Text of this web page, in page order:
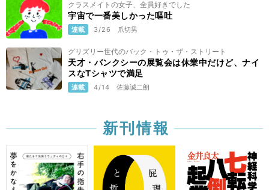
クラスメイトの女子、全員好きでした
宇宙で一番美しかった嘔吐
連載 3/26 爪切男
グリズリー世代のバック・トゥ・ザ・ストリート
天才・バンクシーの展覧会は休業中だけど、ナイ
スなTシャツで満足
連載 4/14 佐藤誠二朗
新刊情報